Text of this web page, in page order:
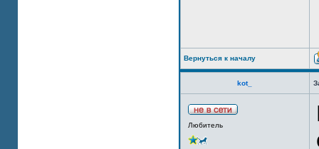
Вернуться к началу
kot_
Любитель